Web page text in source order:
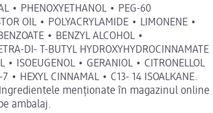
• PHENOXYETHANOL • PEG-60
OIL • POLYACRYLAMIDE • LIMONENE •
• BENZYL ALCOHOL •
DI- T-BUTYL HYDROXYHYDROCINNAMATE
• ISOEUGENOL • GERANIOL • CITRONELLOL
• HEXYL CINNAMAL • C13- 14 ISOALKANE.
Ingredientele menționate în magazinul online
ambalaj.